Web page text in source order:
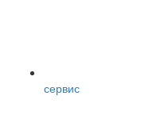
сервис